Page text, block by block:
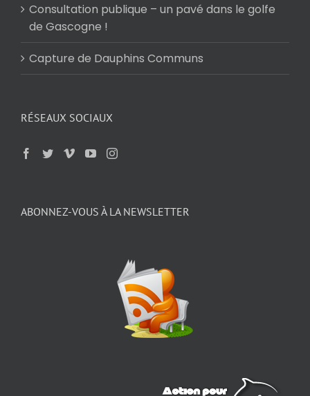
Consultation publique – un pavé dans le golfe
de Gascogne !
Capture de Dauphins Communs
RÉSEAUX SOCIAUX
ABONNEZ-VOUS À LA NEWSLETTER